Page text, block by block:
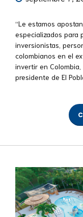
“Le estamos
especializados para
inversionistas,
colombianos en el
invertir en Colombia,
presidente de El